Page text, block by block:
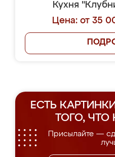
Кухня
Цена: от 35
ЕСТЬ
ТОГО, ЧТО
Присылайте —